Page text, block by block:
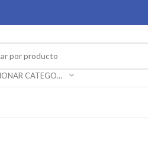
SELECCIONAR CATEGORÍA